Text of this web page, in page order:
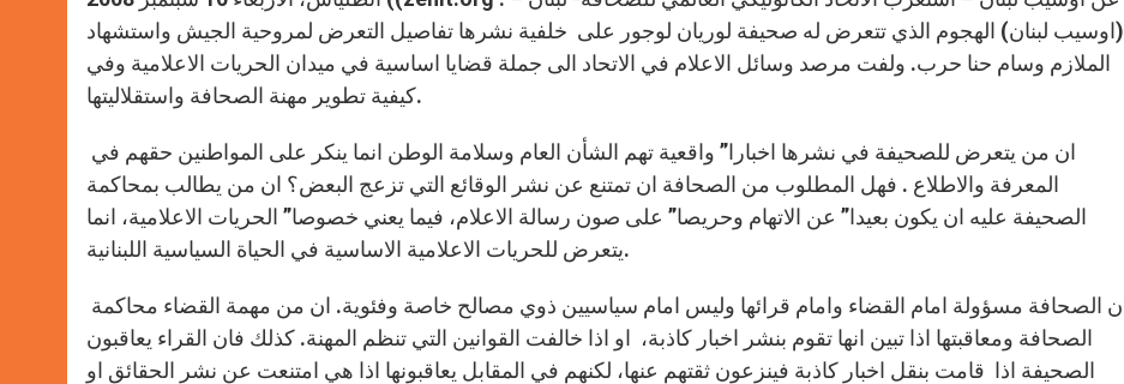
(اوسيب لبنان) الهجوم الذي تتعرض له صحيفة لوريان لوجور على خلفية نشرها تفاصيل التعرض لمروحية الجيش واستشهاد
الملازم وسام حنا حرب. ولفت مرصد وسائل الاعلام في الاتحاد الى جملة قضايا اساسية في ميدان الحريات الاعلامية وفي
كيفية تطوير مهنة الصحافة واستقلاليتها.
المعرفة والاطلاع . فهل المطلوب من الصحافة ان تمتنع عن نشر الوقائع التي تزعج البعض؟ ان من يطالب بمحاكمة
الصحيفة عليه ان يكون بعيدا” عن الاتهام وحريصا” على صون رسالة الاعلام، فيما يعني خصوصا” الحريات الاعلامية، انما
يتعرض للحريات الاعلامية الاساسية في الحياة السياسية اللبنانية.
الصحافة ومعاقبتها اذا تبين انها تقوم بنشر اخبار كاذبة، او اذا خالفت القوانين التي تنظم المهنة. كذلك فان القراء يعاقبون
الصحيفة اذا قامت بنقل اخبار كاذبة فينزعون ثقتهم عنها، لكنهم في المقابل يعاقبونها اذا هي امتنعت عن نشر الحقائق او